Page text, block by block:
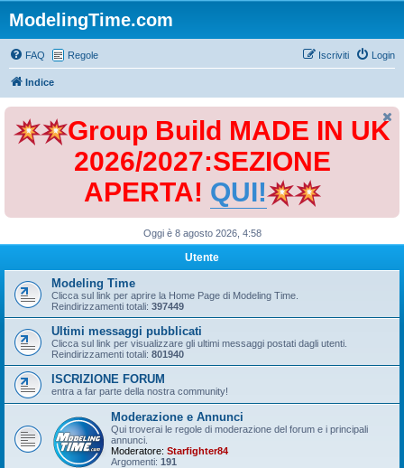
ModelingTime.com
FAQ Regole Login
Iscriviti
Indice
Group Build MADE IN UK
2026/2027:SEZIONE
APERTA! QUI!
Oggi è 8 agosto 2026, 4:58
Utente
Modeling Time
Clicca sul link per aprire la Home Page di Modeling Time.
Reindirizzamenti totali: 397449
Ultimi messaggi pubblicati
Clicca sul link per visualizzare gli ultimi messaggi postati dagli utenti.
Reindirizzamenti totali: 801940
ISCRIZIONE FORUM
entra a far parte della nostra community!
Moderazione e Annunci
Qui troverai le regole di moderazione del forum e i principali
annunci.
Moderatore: Starfighter84
Argomenti: 191